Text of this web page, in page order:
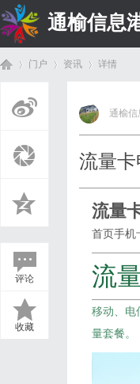
通榆信息
门户 资讯
›
详情
评论
收藏
通榆信
流量
流量
首页手机
流
移动、电
量套餐。